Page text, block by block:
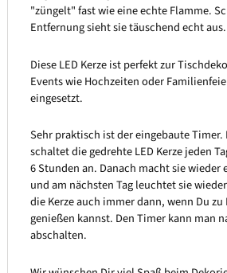
"züngelt" fast wie eine echte Flamme.
Entfernung sieht sie täuschend echt aus.
Diese LED Kerze ist perfekt zur
Events wie Hochzeiten oder
eingesetzt.
Sehr praktisch ist der eingebaute
schaltet die gedrehte LED Kerze jeden
6 Stunden an. Danach macht sie wieder
und am nächsten Tag leuchtet sie
die Kerze auch immer dann, wenn Du
genießen kannst. Den Timer kann man
abschalten.